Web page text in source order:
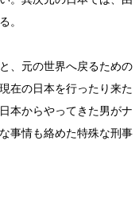
。
、元の世界へ戻るための
在の日本を行ったり来た
本からやってきた男がナ
事情も絡めた特殊な刑事